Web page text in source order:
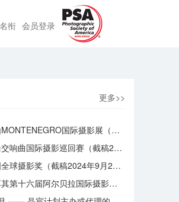
衔 会员登录
更多>>
国际摄影展（截稿2026年9月6日）
曲国际摄影巡回赛（截稿2026年9月3日）
球摄影奖（截稿2024年9月2日）
届阿尔贝拉国际摄影大赛（截稿2023年9月1日）